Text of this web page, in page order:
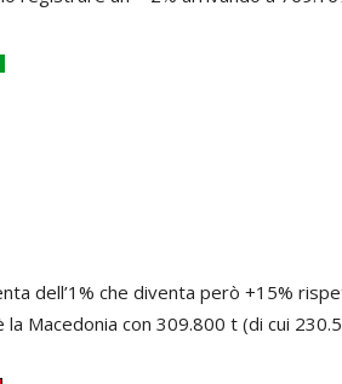
dell’1% che diventa però +15%
la Macedonia con 309.800 t (di cui